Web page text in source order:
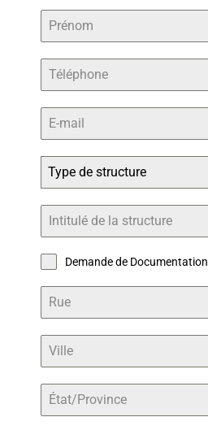
Type de structure
Demande de Documentation